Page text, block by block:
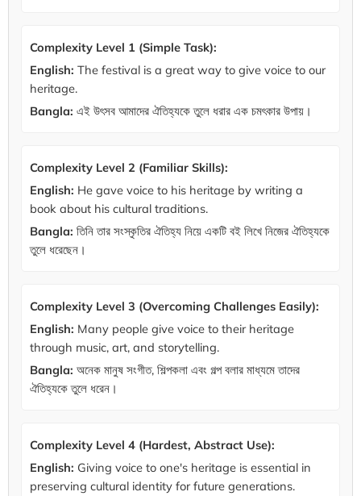
Complexity Level 1 (Simple Task):
English: The festival is a great way to give voice to our
heritage.
Bangla: এই উৎসব আমাদের ঐতিহ্যকে তুলে ধরার এক চমৎকার উপায়।
Complexity Level 2 (Familiar Skills):
English: He gave voice to his heritage by writing a
book about his cultural traditions.
Bangla: তিনি তার সংস্কৃতির ঐতিহ্য নিয়ে একটি বই লিখে নিজের ঐতিহ্যকে
তুলে ধরেছেন।
Complexity Level 3 (Overcoming Challenges Easily):
English: Many people give voice to their heritage
through music, art, and storytelling.
Bangla: অনেক মানুষ সংগীত, শিল্পকলা এবং গল্প বলার মাধ্যমে তাদের
ঐতিহ্যকে তুলে ধরেন।
Complexity Level 4 (Hardest, Abstract Use):
English: Giving voice to one's heritage is essential in
preserving cultural identity for future generations.